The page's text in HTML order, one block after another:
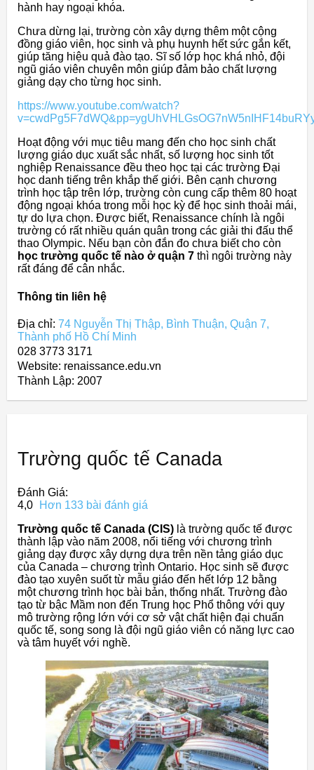
hành hay ngoại khóa.
Chưa dừng lại, trường còn xây dựng thêm một cộng
đồng giáo viên, học sinh và phụ huynh hết sức gắn kết,
giúp tăng hiệu quả đào tạo. Sĩ số lớp học khá nhỏ, đội
ngũ giáo viên chuyên môn giúp đảm bảo chất lượng
giảng dạy cho từng học sinh.
https://www.youtube.com/watch?
Hoạt động với mục tiêu mang đến cho học sinh chất
lượng giáo dục xuất sắc nhất, số lượng học sinh tốt
nghiệp Renaissance đều theo học tại các trường Đại
học danh tiếng trên khắp thế giới. Bên cạnh chương
trình học tập trên lớp, trường còn cung cấp thêm 80 hoạt
động ngoại khóa trong mỗi học kỳ để học sinh thoải mái,
tự do lựa chọn. Được biết, Renaissance chính là ngôi
trường có rất nhiều quán quân trong các giải thi đấu thể
thao Olympic. Nếu bạn còn đắn đo chưa biết cho còn
học trường quốc tế nào ở quận 7 thì ngôi trường này
rất đáng để cân nhắc.
Thông tin liên hệ
Địa chỉ: 74 Nguyễn Thị Thập, Bình Thuận, Quận 7,
Thành phố Hồ Chí Minh
028 3773 3171
Website: renaissance.edu.vn
Thành Lập: 2007
Trường quốc tế Canada
Đánh Giá:
4,0
Hơn 133 bài đánh giá
Trường quốc tế Canada (CIS) là trường quốc tế được
thành lập vào năm 2008, nổi tiếng với chương trình
giảng dạy được xây dựng dựa trên nền tảng giáo dục
của Canada – chương trình Ontario. Học sinh sẽ được
đào tạo xuyên suốt từ mẫu giáo đến hết lớp 12 bằng
một chương trình học bài bản, thống nhất. Trường đào
tạo từ bậc Mầm non đến Trung học Phổ thông với quy
mô trường rộng lớn với cơ sở vật chất hiện đại chuẩn
quốc tế, song song là đội ngũ giáo viên có năng lực cao
và tâm huyết với nghề.